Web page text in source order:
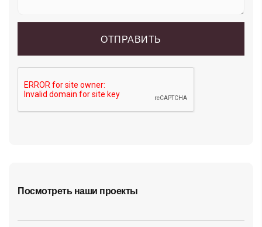
Посмотреть наши проекты